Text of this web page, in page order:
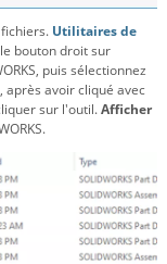
Utilitaires de
bouton droit sur
puis sélectionnez
après avoir cliqué avec
sur l'outil.Afficher